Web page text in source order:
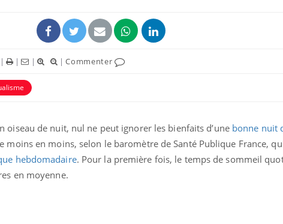
| | | |Commenter
oiseau de nuit, nul ne peut ignorer les bienfaits d’une bonne nuit
moins en moins, selon le baromètre de Santé Publique France,
hebdomadaire. Pour la première fois, le temps de sommeil
en moyenne.